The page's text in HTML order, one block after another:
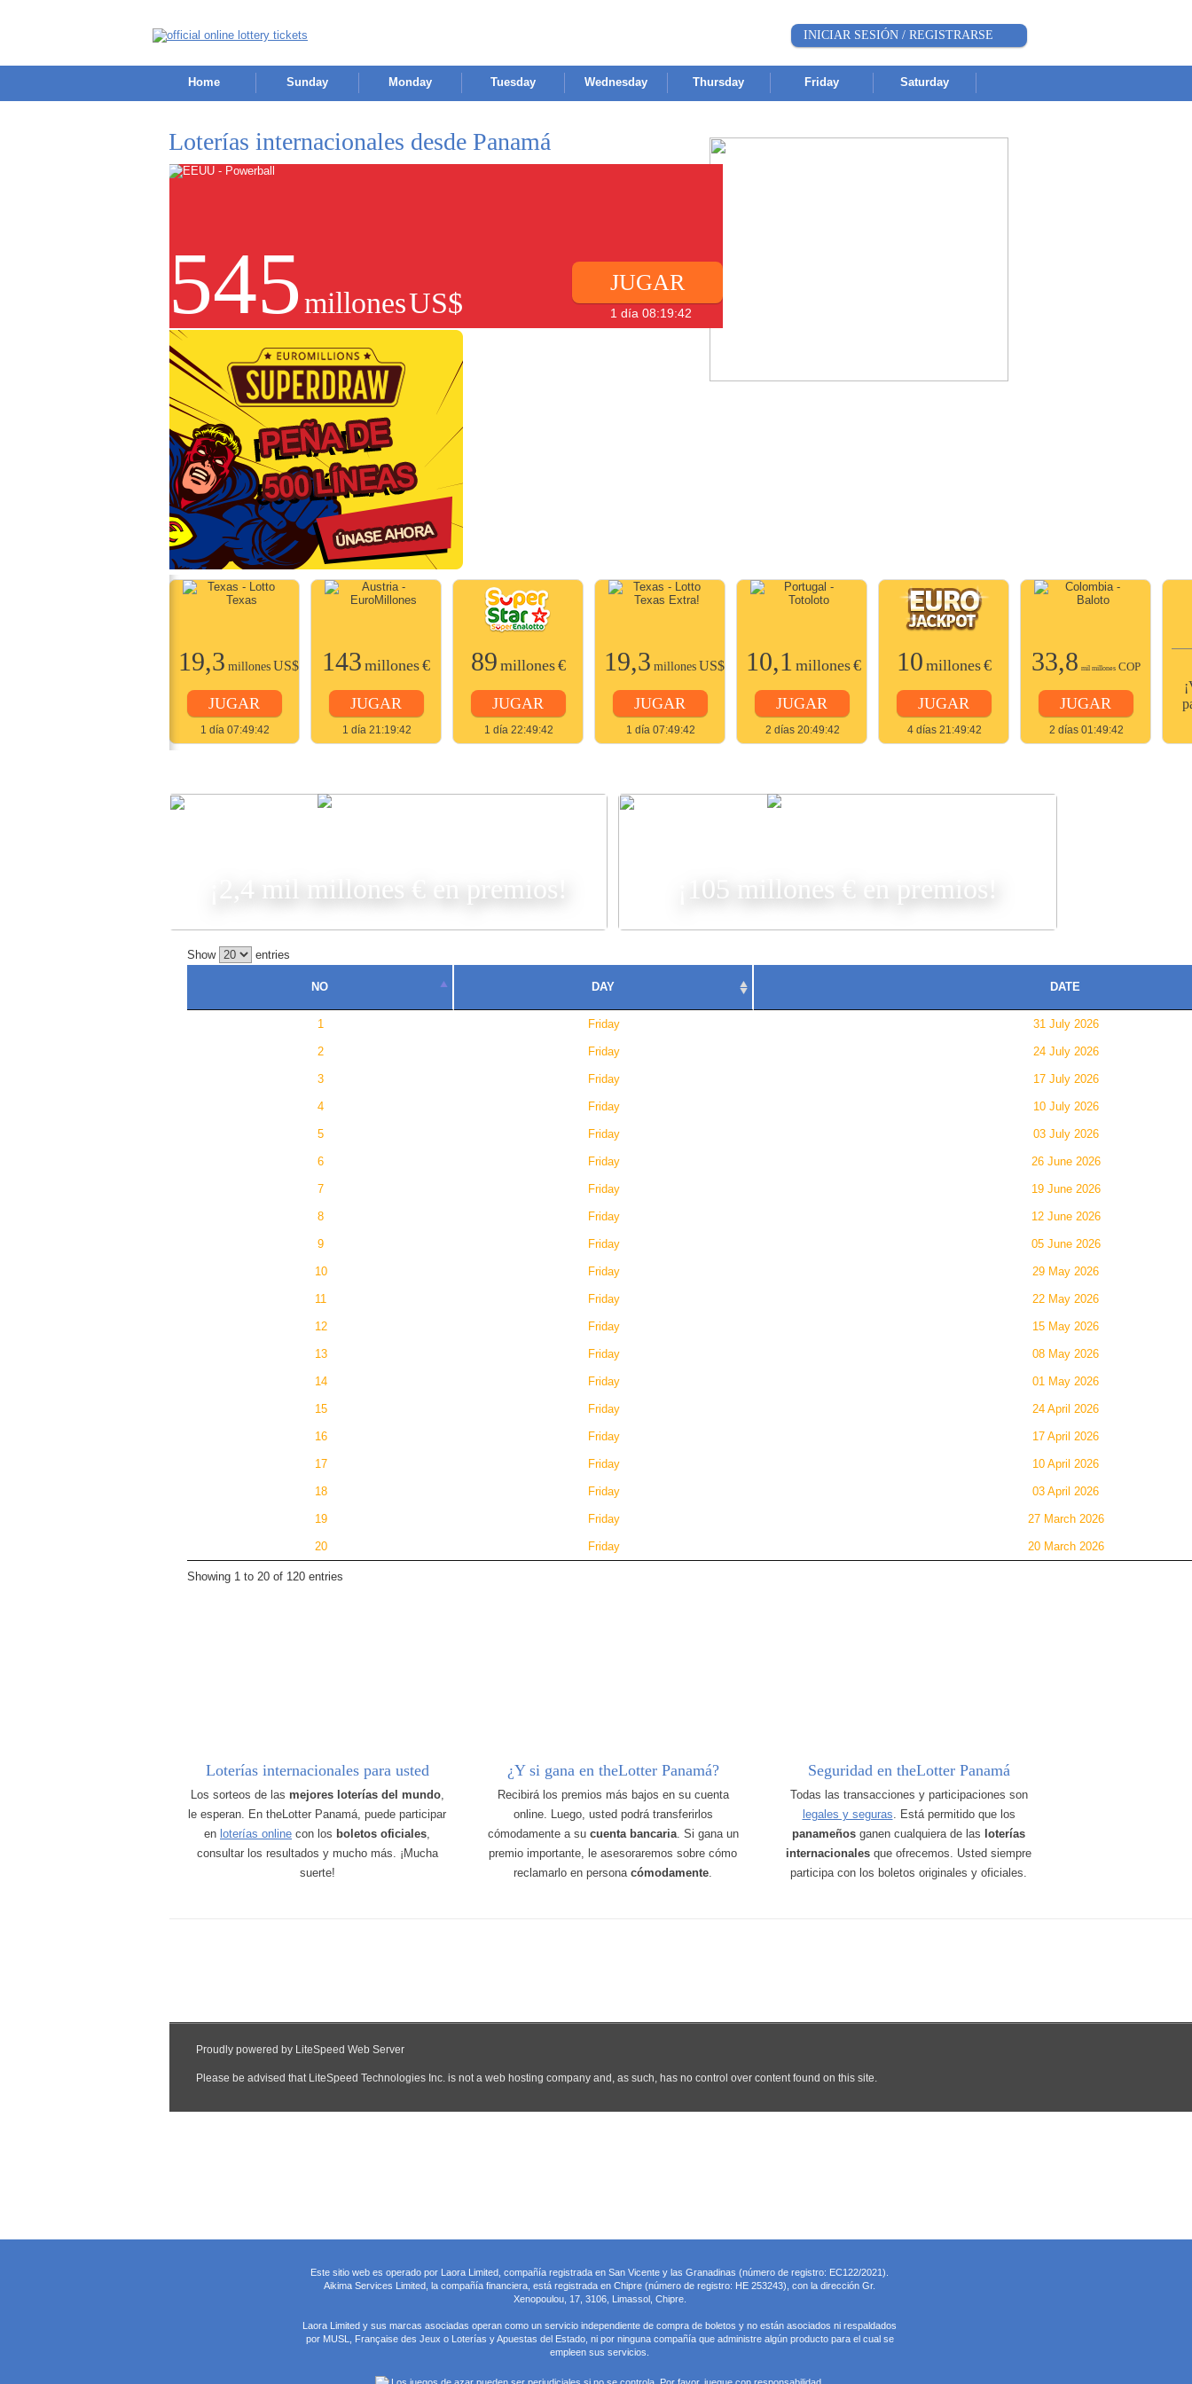
INICIAR SESIÓN / REGISTRARSE
Home Sunday Monday Tuesday Wednesday Thursday Friday Saturday
Loterías internacionales desde Panamá
545millonesUS$
JUGAR
1 día 08:19:42
19,3 millones US$
JUGAR
1 día 07:49:42
143 millones€
JUGAR
1 día 21:19:42
89 millones€
JUGAR
1 día 22:49:42
19,3 millones US$
JUGAR
1 día 07:49:42
10,1 millones€
JUGAR
2 días 20:49:42
10 millones€
JUGAR
4 días 21:49:42
33,8 mil millones COP
JUGAR
2 días 01:49:42
¡2,4 mil millones € en premios! ¡105 millones € en premios!
Show entries
NO DAY DATE
1 Friday 31 July 2026
2 Friday 24 July 2026
3 Friday 17 July 2026
4 Friday 10 July 2026
5 Friday 03 July 2026
6 Friday 26 June 2026
7 Friday 19 June 2026
8 Friday 12 June 2026
9 Friday 05 June 2026
10 Friday 29 May 2026
11 Friday 22 May 2026
12 Friday 15 May 2026
13 Friday 08 May 2026
14 Friday 01 May 2026
15 Friday 24 April 2026
16 Friday 17 April 2026
17 Friday 10 April 2026
18 Friday 03 April 2026
19 Friday 27 March 2026
20 Friday 20 March 2026
Showing 1 to 20 of 120 entries
Loterías internacionales para usted
Los sorteos de las mejores loterías del mundo,
le esperan. En theLotter Panamá, puede participar
en loterías online con los boletos oficiales,
consultar los resultados y mucho más. ¡Mucha
suerte!
¿Y si gana en theLotter Panamá?
Recibirá los premios más bajos en su cuenta
online. Luego, usted podrá transferirlos
cómodamente a su cuenta bancaria. Si gana un
premio importante, le asesoraremos sobre cómo
reclamarlo en persona cómodamente.
Seguridad en theLotter Panamá
Todas las transacciones y participaciones son
legales y seguras. Está permitido que los
panameños ganen cualquiera de las loterías
internacionales que ofrecemos. Usted siempre
participa con los boletos originales y oficiales.
Este sitio web es operado por Laora Limited, compañía registrada en San Vicente y las Granadinas (número de registro: EC122/2021).
Aikima Services Limited, la compañía financiera, está registrada en Chipre (número de registro: HE 253243), con la dirección Gr.
Xenopoulou, 17, 3106, Limassol, Chipre.
Laora Limited y sus marcas asociadas operan como un servicio independiente de compra de boletos y no están asociados ni respaldados
por MUSL, Française des Jeux o Loterías y Apuestas del Estado, ni por ninguna compañía que administre algún producto para el cual se
empleen sus servicios.